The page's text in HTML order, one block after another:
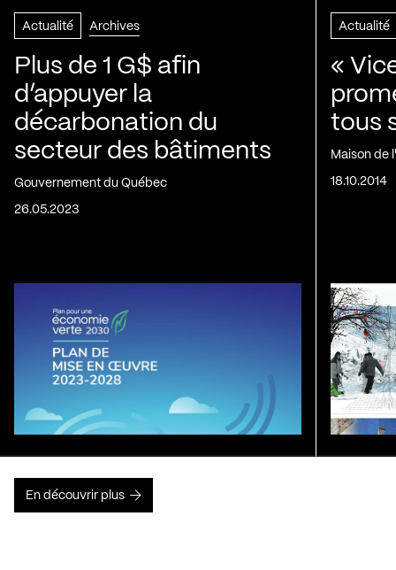
Actualité Archives
Plus de 1 G$ afin
d’appuyer la
décarbonation du
secteur des bâtiments
Gouvernement du Québec
26.05.2023
Actualité
«
tous
Maison de
18.10.2014
En découvrir plus